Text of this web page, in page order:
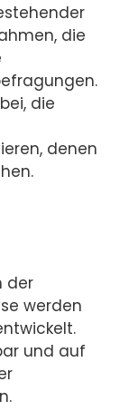
die
die
denen
der
werden
und auf